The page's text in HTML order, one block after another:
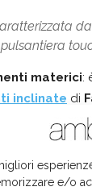
e/o
materici:
inclinate di
un tocco di
al frontale